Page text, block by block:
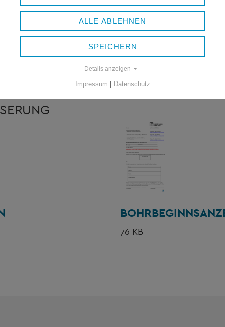
76 KB
76 KB
ALLE ABLEHNEN
SPEICHERN
Details anzeigen
Impressum | Datenschutz